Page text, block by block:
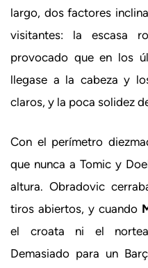
largo, dos factores
visitantes: la escasa
provocado que en los
llegase a la cabeza y
claros, y la poca solidez
Con el perímetro
que nunca a Tomic y
altura. Obradovic
tiros abiertos, y cuando
el croata ni el
Demasiado para un